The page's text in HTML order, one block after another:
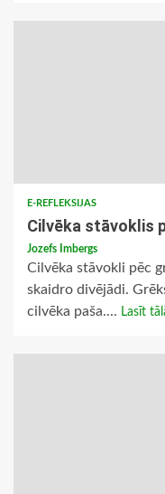
E-REFLEKSIJAS
Cilvēka stāvoklis
Jozefs Imbergs
Cilvēka stāvokli pēc
skaidro divējādi.
cilvēka paša.... Lasīt